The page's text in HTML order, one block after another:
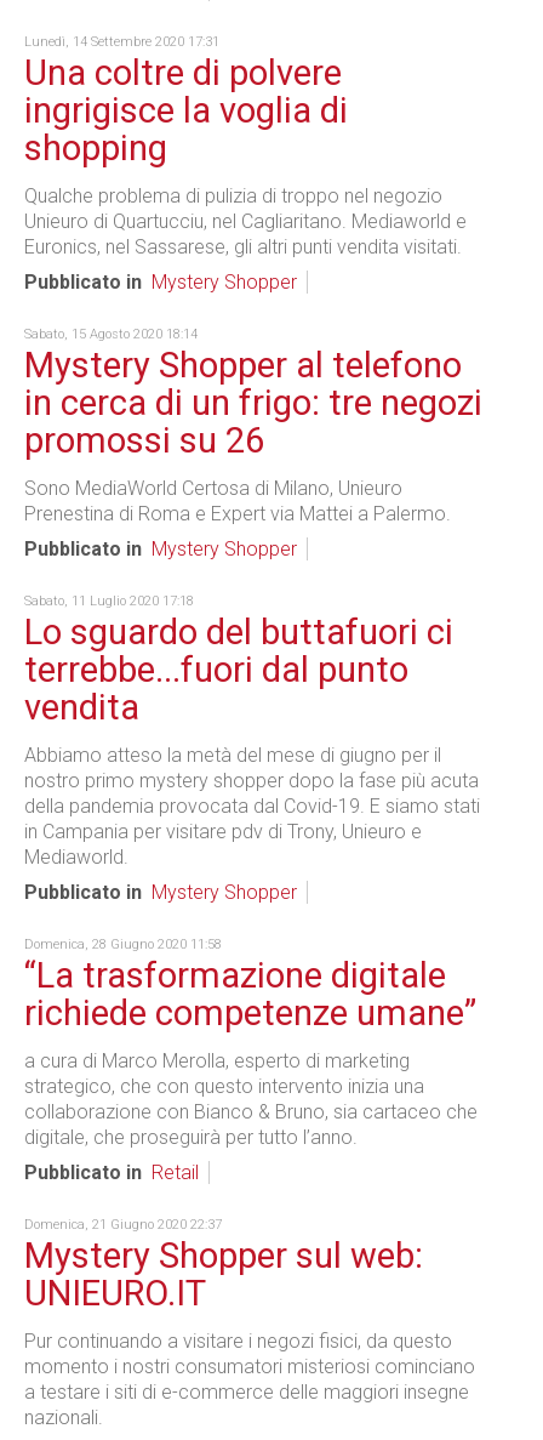
Lunedì, 14 Settembre 2020 17:31
Una coltre di polvere
ingrigisce la voglia di
shopping
Qualche problema di pulizia di troppo nel negozio
Unieuro di Quartucciu, nel Cagliaritano. Mediaworld e
Euronics, nel Sassarese, gli altri punti vendita visitati.
Pubblicato in Mystery Shopper
Sabato, 15 Agosto 2020 18:14
Mystery Shopper al telefono
in cerca di un frigo: tre negozi
promossi su 26
Sono MediaWorld Certosa di Milano, Unieuro
Prenestina di Roma e Expert via Mattei a Palermo.
Pubblicato in Mystery Shopper
Sabato, 11 Luglio 2020 17:18
Lo sguardo del buttafuori ci
terrebbe...fuori dal punto
vendita
Abbiamo atteso la metà del mese di giugno per il
nostro primo mystery shopper dopo la fase più acuta
della pandemia provocata dal Covid-19. E siamo stati
in Campania per visitare pdv di Trony, Unieuro e
Mediaworld.
Pubblicato in Mystery Shopper
Domenica, 28 Giugno 2020 11:58
“La trasformazione digitale
richiede competenze umane”
a cura di Marco Merolla, esperto di marketing
strategico, che con questo intervento inizia una
collaborazione con Bianco & Bruno, sia cartaceo che
digitale, che proseguirà per tutto l’anno.
Pubblicato in Retail
Domenica, 21 Giugno 2020 22:37
Mystery Shopper sul web:
UNIEURO.IT
Pur continuando a visitare i negozi fisici, da questo
momento i nostri consumatori misteriosi cominciano
a testare i siti di e-commerce delle maggiori insegne
nazionali.